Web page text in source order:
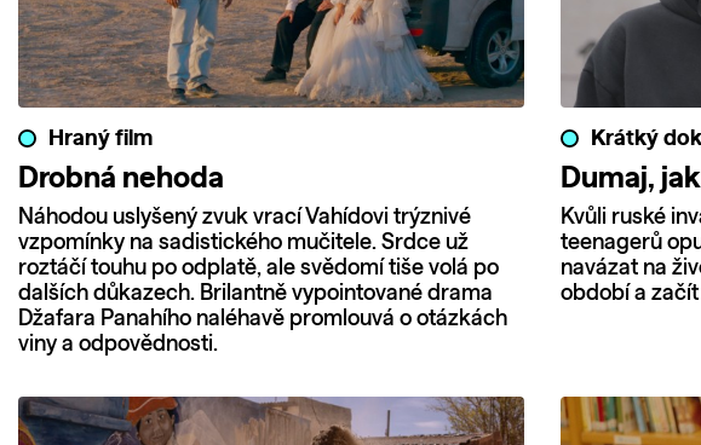
Hraný film
Drobná nehoda
Náhodou uslyšený zvuk vrací Vahídovi trýznivé
vzpomínky na sadistického mučitele. Srdce už
roztáčí touhu po odplatě, ale svědomí tiše volá po
dalších důkazech. Brilantně vypointované drama
Džafara Panahího naléhavě promlouvá o otázkách
viny a odpovědnosti.
Krátký
Dumaj,
Kvůli ruské
teenagerů
navázat na
období a začít